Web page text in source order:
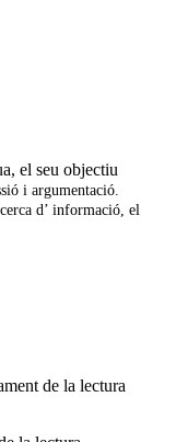
el seu objectiu
i argumentació.
d’ informació, el
de la lectura